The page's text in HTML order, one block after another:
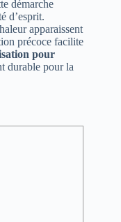
démarche
d’esprit.
apparaissent
précoce facilite
pour
durable pour la